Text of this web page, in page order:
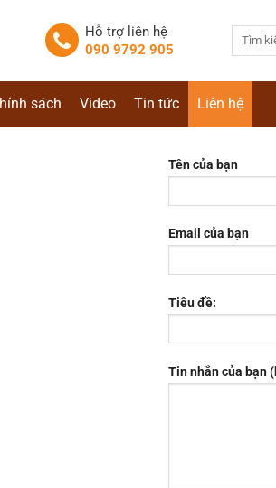
Hỗ trợ liên hệ
090 9792 905
sách Video Tin tức Liên hệ
Tên của bạn
Email của bạn
Tiêu đề:
Tin nhắn của bạn